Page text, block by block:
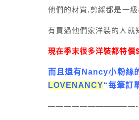
他們的材質,剪綵都是一
有買過他們家洋裝的人就
現在季末很多洋裝都特價
而且還有Nancy小粉絲
LOVENANCY“每筆訂
———————————-